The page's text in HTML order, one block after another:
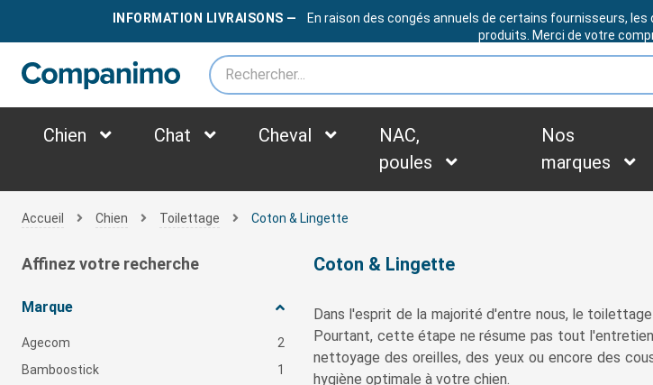
LIVRAISON OFFERTEDÈS79€ BESOIN
INFORMATION LIVRAISONS —
En raison des congés annuels de certains fournisseurs,
produits. Merci de votre
Chien Chat Cheval
NAC,
poules
Nos
marques
Accueil Chien Toilettage Coton & Lingette
Affinez votre recherche
Marque
Agecom
2
Bamboostick
1
Coton & Lingette
Dans l'esprit de la majorité d'entre nous, le
Pourtant, cette étape ne résume pas tout
nettoyage des oreilles, des yeux ou encore des
hygiène optimale à votre chien.